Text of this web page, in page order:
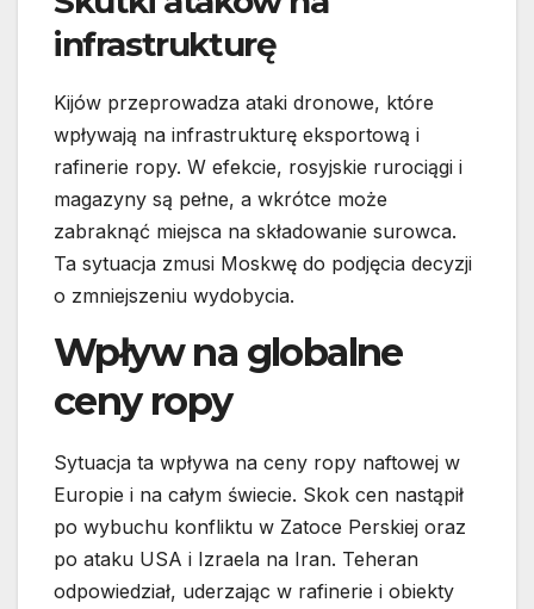
infrastrukturę
Kijów przeprowadza ataki dronowe, które
wpływają na infrastrukturę eksportową i
rafinerie ropy. W efekcie, rosyjskie rurociągi i
magazyny są pełne, a wkrótce może
zabraknąć miejsca na składowanie surowca.
Ta sytuacja zmusi Moskwę do podjęcia decyzji
o zmniejszeniu wydobycia.
Wpływ na globalne
ceny ropy
Sytuacja ta wpływa na ceny ropy naftowej w
Europie i na całym świecie. Skok cen nastąpił
po wybuchu konfliktu w Zatoce Perskiej oraz
po ataku USA i Izraela na Iran. Teheran
odpowiedział, uderzając w rafinerie i obiekty